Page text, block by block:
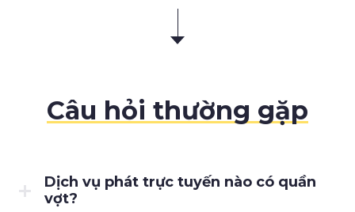
Câu hỏi thường gặp
Dịch vụ phát trực tuyến nào có quần
vợt?